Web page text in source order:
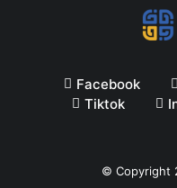
Facebook
Tiktok
© Copyright